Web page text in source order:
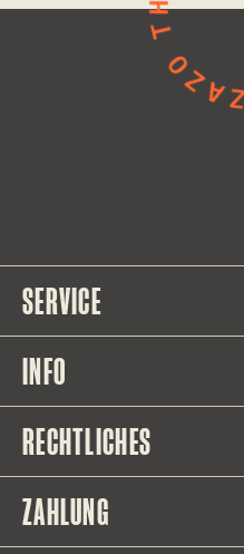
SERVICE
INFO
RECHTLICHES
ZAHLUNG